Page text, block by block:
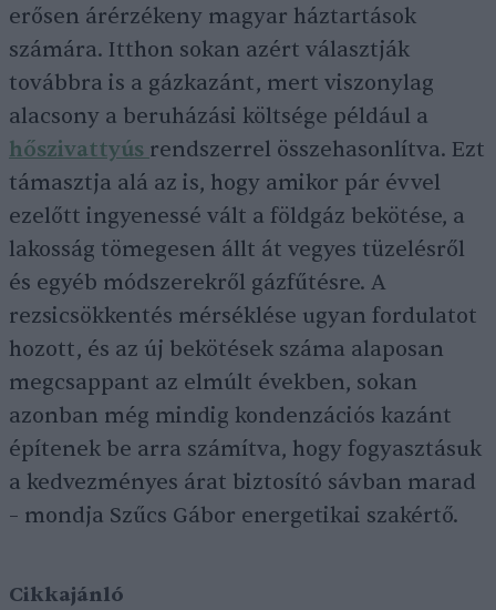
erősen árérzékeny magyar háztartások
számára. Itthon sokan azért választják
továbbra is a gázkazánt, mert viszonylag
alacsony a beruházási költsége például a
hőszivattyús rendszerrel összehasonlítva. Ezt
támasztja alá az is, hogy amikor pár évvel
ezelőtt ingyenessé vált a földgáz bekötése, a
lakosság tömegesen állt át vegyes tüzelésről
és egyéb módszerekről gázfűtésre. A
rezsicsökkentés mérséklése ugyan fordulatot
hozott, és az új bekötések száma alaposan
megcsappant az elmúlt években, sokan
azonban még mindig kondenzációs kazánt
építenek be arra számítva, hogy fogyasztásuk
a kedvezményes árat biztosító sávban marad
– mondja Szűcs Gábor energetikai szakértő.
Cikkajánló